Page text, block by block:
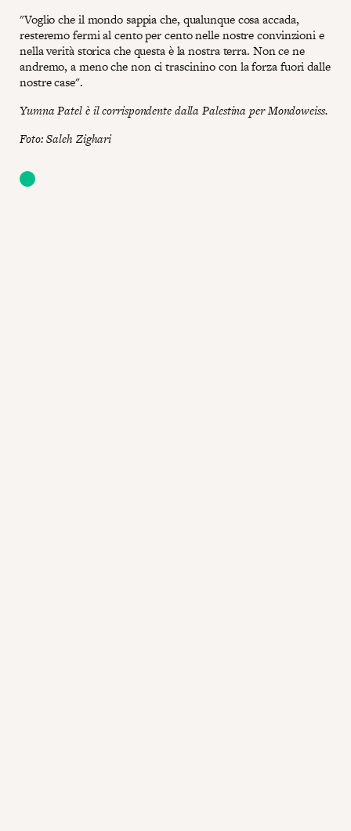
"Voglio che il mondo sappia che, qualunque cosa accada,
resteremo fermi al cento per cento nelle nostre convinzioni e
nella verità storica che questa è la nostra terra. Non ce ne
andremo, a meno che non ci trascinino con la forza fuori dalle
nostre case".
Yumna Patel è il corrispondente dalla Palestina per Mondoweiss.
Foto: Saleh Zighari